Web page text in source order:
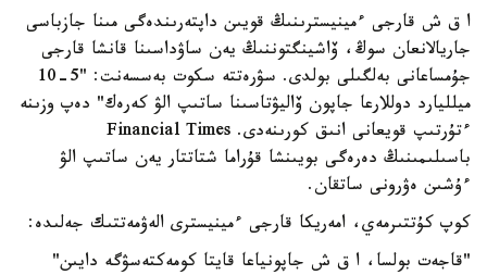
ا ق ش قارجى ءمينيسترىنىڭ قويىن داپتەرىندەگى مىنا جازباسى
جاريالانعان سوڭ، ۆاشينگتوننىڭ يەن ساۋداسىنا قانشا قارجى
جۇمساعانى بەلگىلى بولدى. سۋرەتتە سكوت بەسسەنت: "5-10
ميلليارد دوللارعا جاپون ۆاليۋتاسىنا ساتىپ الۋ كەرەك" دەپ وزىنە
ءتۇرتىپ قويعانى انىق كورىنەدى. Financial Times
باسىلىمىنىڭ دەرەگى بويىنشا قۇراما شتاتتار يەن ساتىپ الۋ
ءۇشىن ەۋرونى ساتقان.
كوپ كۇتتىرمەي، امەريكا قارجى ءمينيسترى الەۋمەتتىك جەلىدە:
"قاجەت بولسا، ا ق ش جاپونياعا قايتا كومەكتەسۋگە دايىن"